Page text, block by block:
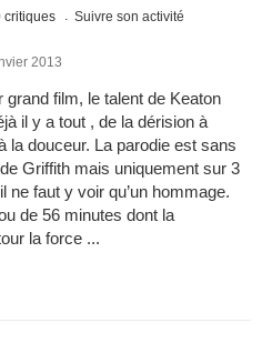
critiques Suivre son activité
2013
film, le talent de Keaton
il y a tout , de la dérision à
la douceur. La parodie est sans
Griffith mais uniquement sur 3
ne faut y voir qu’un hommage.
de 56 minutes dont la
la force ...